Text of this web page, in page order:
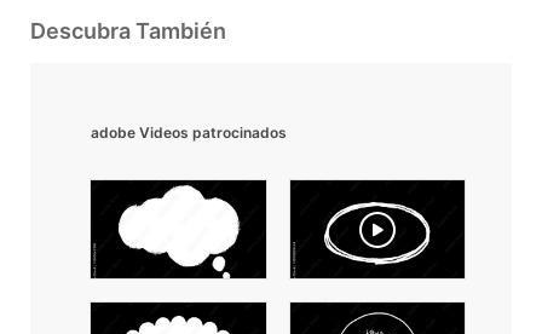
Descubra También
adobe Videos patrocinados